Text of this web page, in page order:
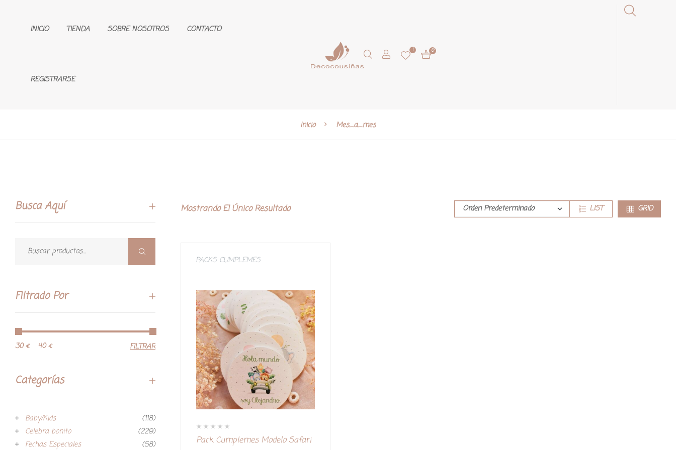
INICIO TIENDA SOBRE NOSOTROS CONTACTO
REGISTRARSE
1 0
Inicio Mes_a_mes
Mostrando El Único Resultado LIST GRID
PACKS CUMPLEMES
Pack Cumplemes Modelo Safari
a
Busca Aquí
Filtrado Por
FILTRAR
30 € 40 €
Categorías
Baby/Kids
(118)
Celebra bonito
(229)
Fechas Especiales
(58)